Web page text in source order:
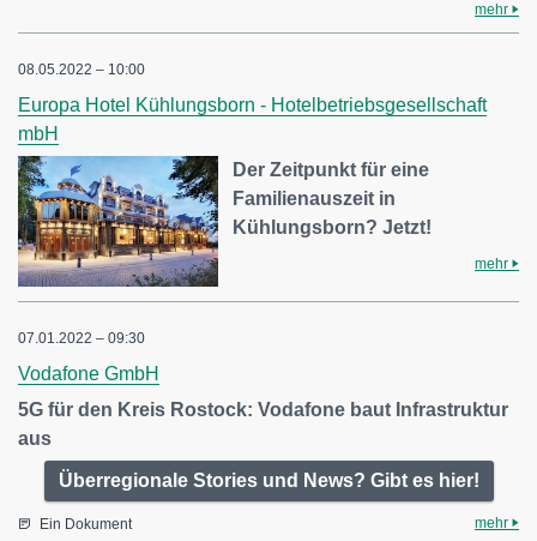
mehr
08.05.2022 – 10:00
Europa Hotel Kühlungsborn - Hotelbetriebsgesellschaft
mbH
Der Zeitpunkt für eine
Familienauszeit in
Kühlungsborn? Jetzt!
mehr
07.01.2022 – 09:30
Vodafone GmbH
5G für den Kreis Rostock: Vodafone baut Infrastruktur
aus
Überregionale Stories und News? Gibt es hier!
Ein Dokument mehr